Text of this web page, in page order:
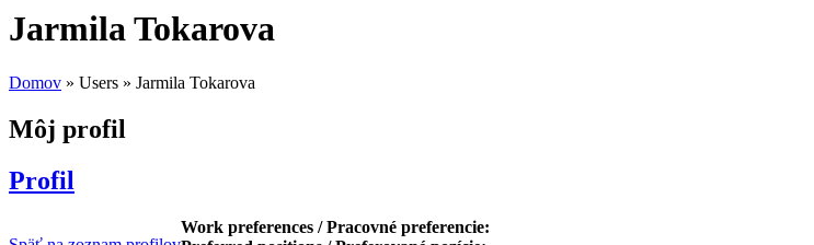
Jarmila Tokarova
Domov » Users » Jarmila Tokarova
Môj profil
Profil
Work preferences / Pracovné preferencie: